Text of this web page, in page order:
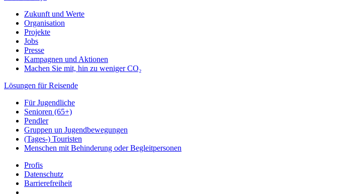
Zukunft und Werte
Organisation
Projekte
Jobs
Presse
Kampagnen und Aktionen
Machen Sie mit, hin zu weniger CO₂
Lösungen für Reisende
Für Jugendliche
Senioren (65+)
Pendler
Gruppen un Jugendbewegungen
(Tages-) Touristen
Menschen mit Behinderung oder Begleitpersonen
Profis
Datenschutz
Barrierefreiheit